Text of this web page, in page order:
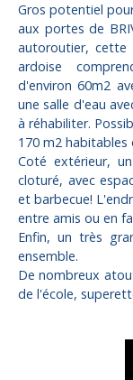
Gros potentiel
aux portes de
autoroutier, cette
ardoise
d'environ 60m2
une salle d'eau
à réhabiliter.
170 m2
Coté extérieur,
cloturé, avec
et barbecue!
entre amis ou en
Enfin, un très
ensemble.
De nombreux
de l'école,